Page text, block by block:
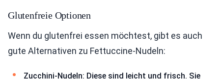
Glutenfreie Optionen
Wenn du glutenfrei essen möchtest, gibt es auch
gute Alternativen zu Fettuccine-Nudeln:
Zucchini-Nudeln: Diese sind leicht und frisch. Sie